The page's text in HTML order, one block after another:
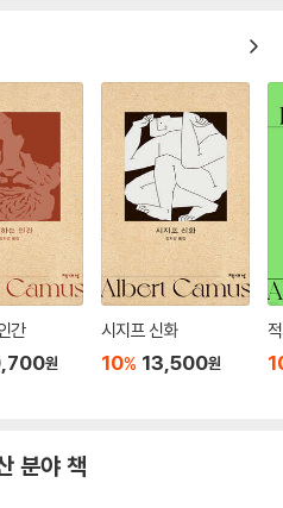
간
원
시지프 신화
10% 13,500원
분야 책